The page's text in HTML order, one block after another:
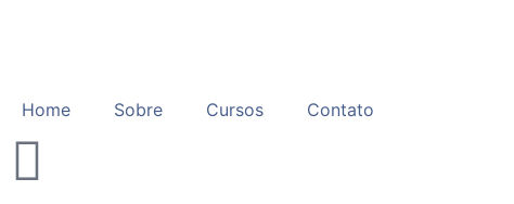
conteúdo
Home Sobre Cursos Contato